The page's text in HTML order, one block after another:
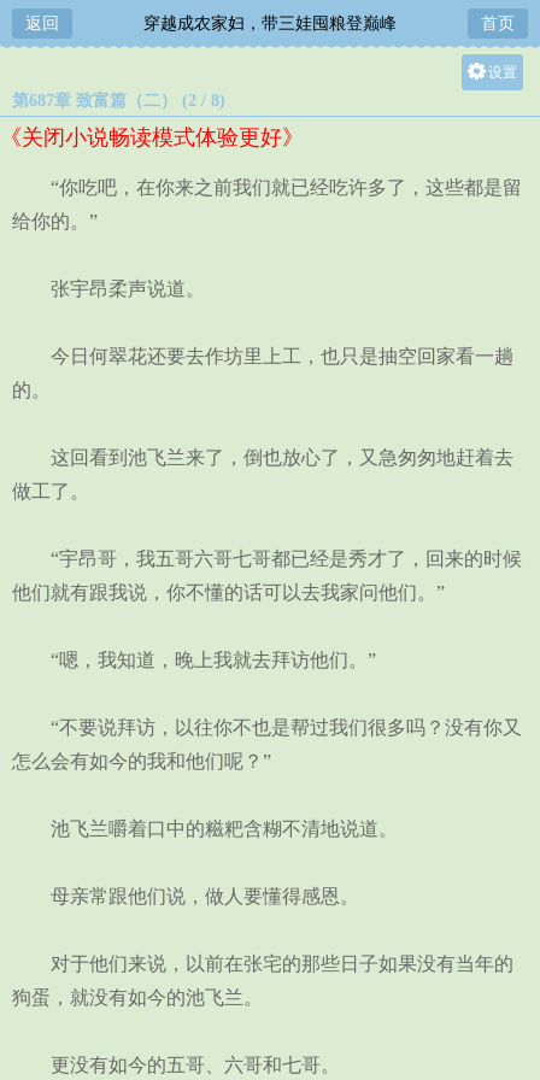
返回 穿越成农家妇，带三娃囤粮登巅峰 首页
设置
中
第687章 致富篇（二） (2 / 8)
《关闭小说畅读模式体验更好》
“你吃吧，在你来之前我们就已经吃许多了，这些都是留
给你的。”
张宇昂柔声说道。
今日何翠花还要去作坊里上工，也只是抽空回家看一趟
的。
这回看到池飞兰来了，倒也放心了，又急匆匆地赶着去
做工了。
“宇昂哥，我五哥六哥七哥都已经是秀才了，回来的时候
他们就有跟我说，你不懂的话可以去我家问他们。”
“嗯，我知道，晚上我就去拜访他们。”
“不要说拜访，以往你不也是帮过我们很多吗？没有你又
怎么会有如今的我和他们呢？”
池飞兰嚼着口中的糍粑含糊不清地说道。
母亲常跟他们说，做人要懂得感恩。
对于他们来说，以前在张宅的那些日子如果没有当年的
狗蛋，就没有如今的池飞兰。
更没有如今的五哥、六哥和七哥。